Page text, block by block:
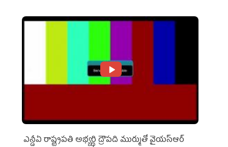
ఎన్డీఏ రాష్ట్ర‌ప‌తి అభ్య‌ర్థి ద్రౌప‌ది ముర్ముతో వైయ‌స్ఆర్